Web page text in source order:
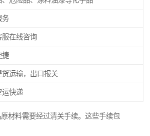
务
服在线咨询
捷
货运输，出口报关
运快递
材料需要经过清关手续。这些手续包